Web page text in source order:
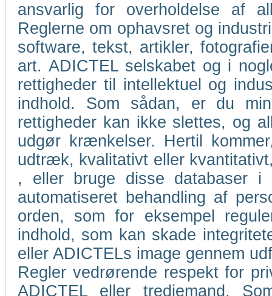
ansvarlig for overholdelse af
Reglerne om ophavsret og
software, tekst, artikler,
art. ADICTEL selskabet og i
rettigheder til intellektuel og
indhold. Som sådan, er du
rettigheder kan ikke slettes, og
udgør krænkelser. Hertil
udtræk, kvalitativt eller
, eller bruge disse databaser i
automatiseret behandling af
orden, som for eksempel
indhold, som kan skade
eller ADICTELs image gennem
Regler vedrørende respekt for
ADICTEL eller tredjemand.